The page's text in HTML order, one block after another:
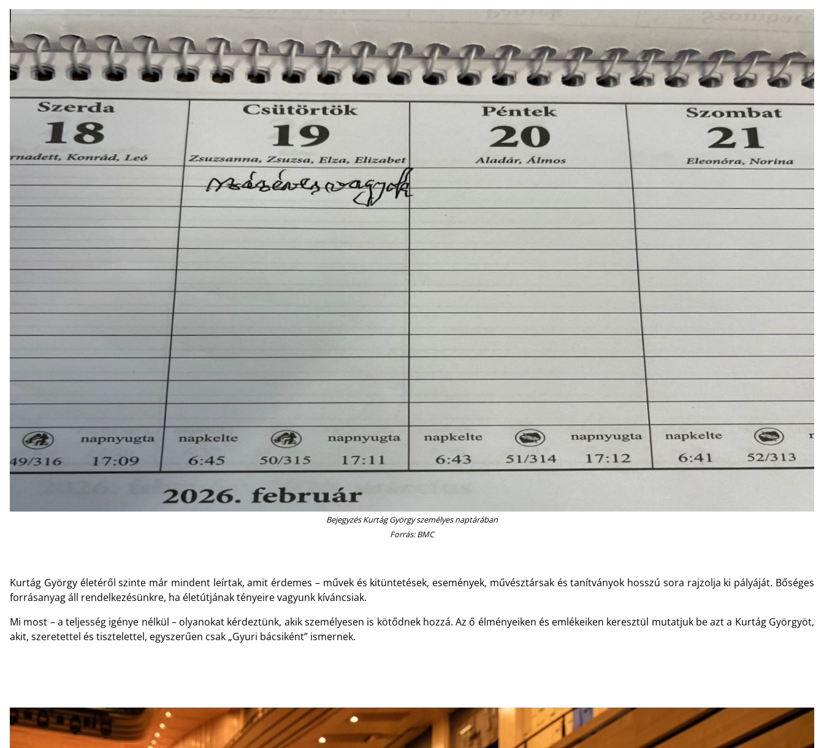
Bejegyzés Kurtág György személyes naptárában
Forrás: BMC
Kurtág György életéről szinte már mindent leírtak, amit érdemes – művek és kitüntetések, események, művésztársak és tanítványok hosszú sora rajzolja ki pályáját. Bőséges
forrásanyag áll rendelkezésünkre, ha életútjának tényeire vagyunk kíváncsiak.
Mi most – a teljesség igénye nélkül – olyanokat kérdeztünk, akik személyesen is kötődnek hozzá. Az ő élményeiken és emlékeiken keresztül mutatjuk be azt a Kurtág Györgyöt,
akit, szeretettel és tisztelettel, egyszerűen csak „Gyuri bácsiként” ismernek.